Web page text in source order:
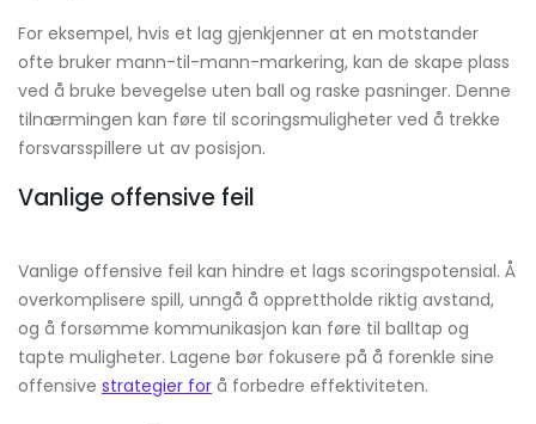
For eksempel, hvis et lag gjenkjenner at en motstander
ofte bruker mann-til-mann-markering, kan de skape plass
ved å bruke bevegelse uten ball og raske pasninger. Denne
tilnærmingen kan føre til scoringsmuligheter ved å trekke
forsvarsspillere ut av posisjon.
Vanlige offensive feil
Vanlige offensive feil kan hindre et lags scoringspotensial. Å
overkomplisere spill, unngå å opprettholde riktig avstand,
og å forsømme kommunikasjon kan føre til balltap og
tapte muligheter. Lagene bør fokusere på å forenkle sine
offensive strategier for å forbedre effektiviteten.